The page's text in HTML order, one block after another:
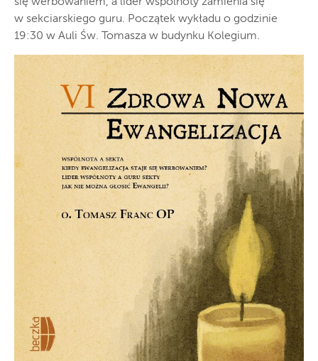
w sekciarskiego guru. Początek wykładu o godzinie
19:30 w Auli Św. Tomasza w budynku Kolegium.